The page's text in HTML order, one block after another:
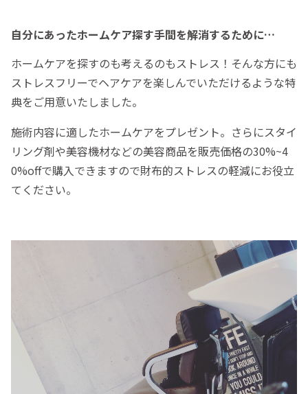
自分にあったホームケア探す手間を解消するために…
ホームケアを探すのも考えるのもストレス！そんな方にも
ストレスフリーでヘアケアを楽しんでいただけるような特
典をご用意いたしました。
施術内容に適したホームケアをプレゼント。さらにスタイ
リング剤や美容機材などの美容商品を販売価格の30%~4
0%offで購入できますので財布的ストレスの軽減にお役立
てください。